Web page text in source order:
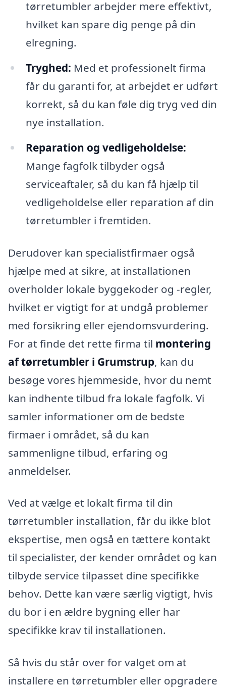
tørretumbler arbejder mere effektivt,
hvilket kan spare dig penge på din
elregning.
Tryghed: Med et professionelt firma
får du garanti for, at arbejdet er udført
korrekt, så du kan føle dig tryg ved din
nye installation.
Reparation og vedligeholdelse:
Mange fagfolk tilbyder også
serviceaftaler, så du kan få hjælp til
vedligeholdelse eller reparation af din
tørretumbler i fremtiden.
Derudover kan specialistfirmaer også
hjælpe med at sikre, at installationen
overholder lokale byggekoder og -regler,
hvilket er vigtigt for at undgå problemer
med forsikring eller ejendomsvurdering.
For at finde det rette firma til montering
af tørretumbler i Grumstrup, kan du
besøge vores hjemmeside, hvor du nemt
kan indhente tilbud fra lokale fagfolk. Vi
samler informationer om de bedste
firmaer i området, så du kan
sammenligne tilbud, erfaring og
anmeldelser.
Ved at vælge et lokalt firma til din
tørretumbler installation, får du ikke blot
ekspertise, men også en tættere kontakt
til specialister, der kender området og kan
tilbyde service tilpasset dine specifikke
behov. Dette kan være særlig vigtigt, hvis
du bor i en ældre bygning eller har
specifikke krav til installationen.
Så hvis du står over for valget om at
installere en tørretumbler eller opgradere